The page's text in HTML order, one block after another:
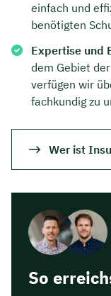
einfach und
benötigten
Expertise und
dem Gebiet
verfügen wir
fachkundig zu
Wer ist
So